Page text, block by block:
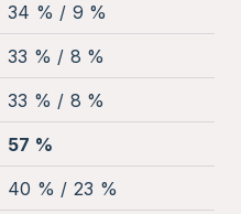
34 % / 9 %
33 % / 8 %
33 % / 8 %
57 %
40 % / 23 %